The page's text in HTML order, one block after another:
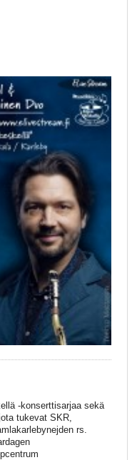
-konserttisarjaa sekä
tukevat SKR,
rs.